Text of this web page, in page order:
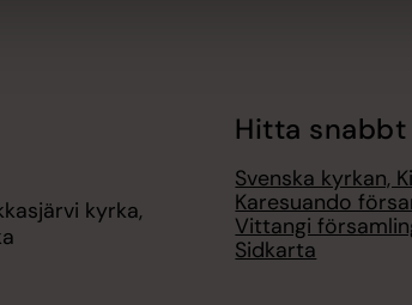
kyrka,
Hitta snabbt
Svenska kyrkan,
Karesuando
Vittangi
Sidkarta